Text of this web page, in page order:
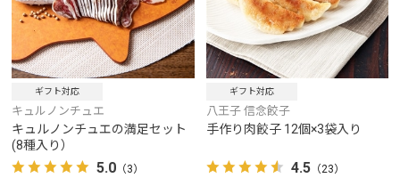
ギフト対応
キュルノンチュエ
キュルノンチュエの満足セット
(8種入り）
5.0 （3）
ギフト対応
八王子 信念餃子
手作り肉餃子 12個×3袋入り
4.5（23）